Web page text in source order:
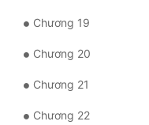
Sảng Văn
Sủng
Thanh Xuân
Chương 19
Chương 20
Chương 21
Chương 22